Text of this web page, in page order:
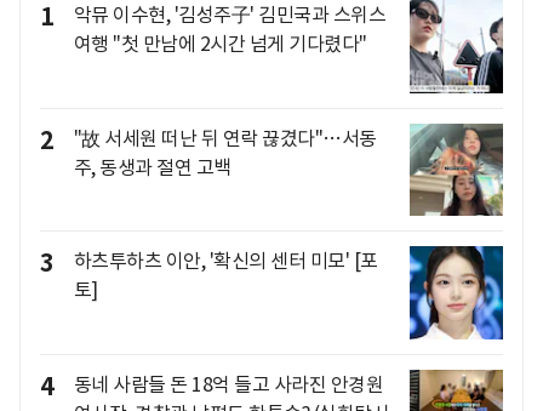
1
악뮤 이수현, '김성주子' 김민국과 스위스
여행 "첫 만남에 2시간 넘게 기다렸다"
2
"故 서세원 떠난 뒤 연락 끊겼다"…서동
주, 동생과 절연 고백
3
하츠투하츠 이안, '확신의 센터 미모' [포
토]
4
동네 사람들 돈 18억 들고 사라진 안경원